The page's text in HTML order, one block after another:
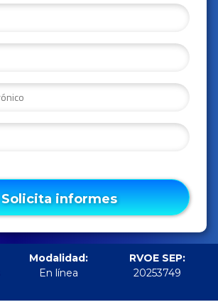
Solicita informes
Modalidad:
En línea
RVOE SEP:
20253749